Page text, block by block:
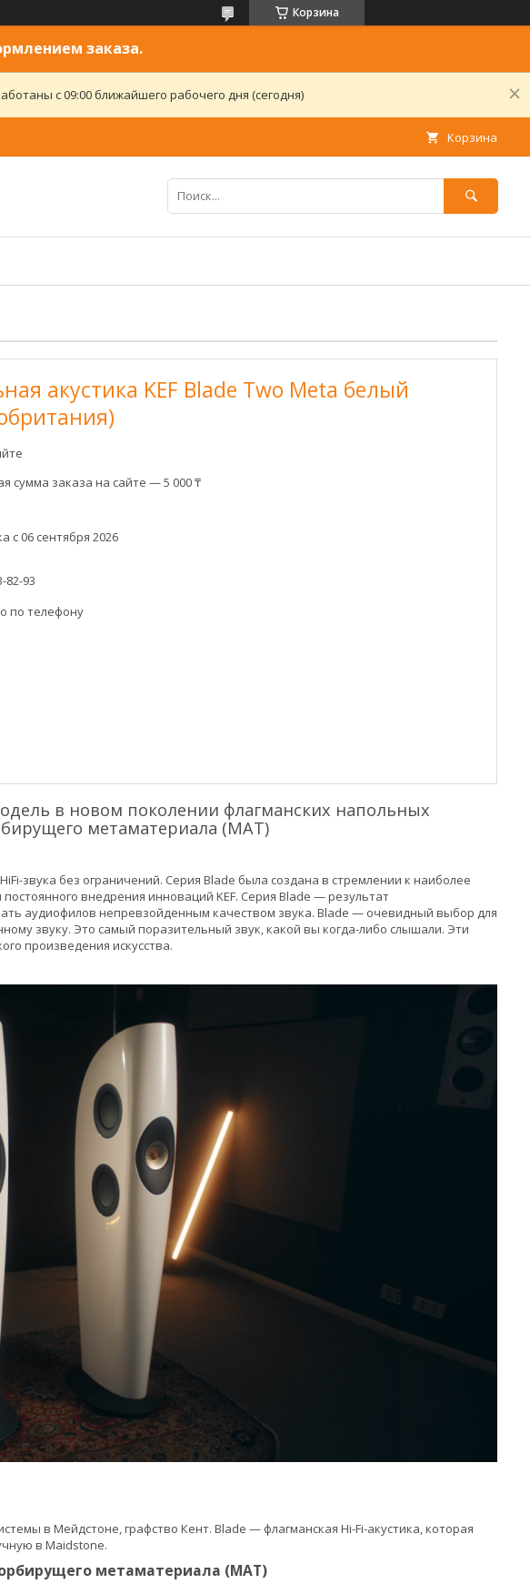
Корзина
заказа.
с 09:00 ближайшего рабочего дня (сегодня)
Корзина
акустика KEF Blade Two Meta белый
сумма заказа на сайте — 5 000 ₸
с 06 сентября 2026
82-93
по телефону
в новом поколении флагманских напольных
метаматериала (MAT)
звука без ограничений. Cерия Blade была создана в стремлении к наиболее
внедрения инноваций KEF. Серия Blade — результат
аудиофилов непревзойденным качеством звука. Blade — очевидный выбор для
звуку. Это самый поразительный звук, какой вы когда-либо слышали. Эти
произведения искусства.
в Мейдстоне, графство Кент. Blade — флагманская Hi-Fi-акустика, которая
в Maidstone.
метаматериала (MAT)